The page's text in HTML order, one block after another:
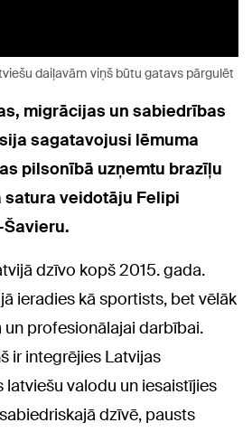
daiļavām viņš būtu gatavs pārgulēt
migrācijas un sabiedrības
sagatavojusi lēmuma
pilsonībā uzņemtu brazīļu
veidotāju Felipi
dzīvo kopš 2015. gada.
ieradies kā sportists, bet vēlāk
profesionālajai darbībai.
ir integrējies Latvijas
valodu un iesaistījies
dzīvē, pausts